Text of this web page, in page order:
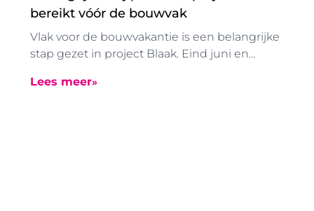
bereikt vóór de bouwvak
Vlak voor de bouwvakantie is een belangrijke
stap gezet in project Blaak. Eind juni en
boorpalen aangebracht. Dankzij deze
Lees meer